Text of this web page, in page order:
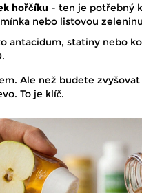
hořčíku - ten je potřebný
nebo listovou
antacidum, statiny nebo
Ale než budete
To je klíč.